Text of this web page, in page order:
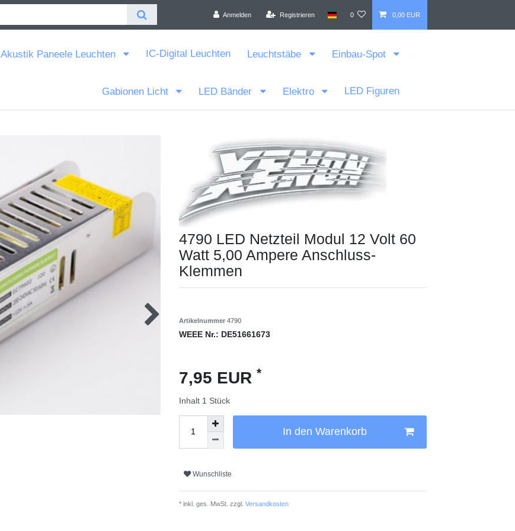
Anmelden Registrieren 0 0,00 EUR
Akustik Paneele Leuchten IC-Digital Leuchten Leuchtstäbe Einbau-Spot
Gabionen Licht LED Bänder Elektro LED Figuren
4790 LED Netzteil Modul 12 Volt 60
Watt 5,00 Ampere Anschluss-
Klemmen
Artikelnummer 4790
WEEE Nr.: DE51661673
7,95 EUR *
Inhalt 1 Stück
In den Warenkorb
Wunschliste
* inkl. ges. MwSt. zzgl. Versandkosten